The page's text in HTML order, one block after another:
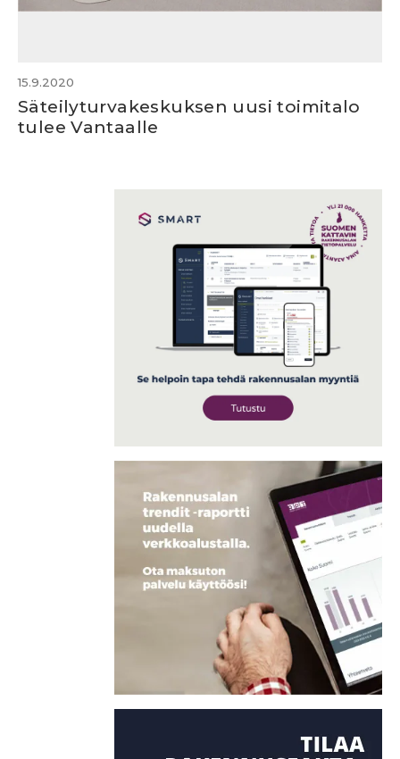
15.9.2020
Säteilyturvakeskuksen uusi toimitalo
tulee Vantaalle